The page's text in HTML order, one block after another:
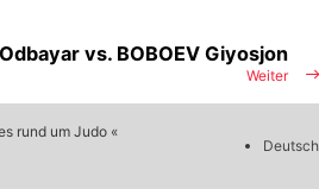
Weiter
vs. BOBOEV Giyosjon
rund um Judo «
Deutsch